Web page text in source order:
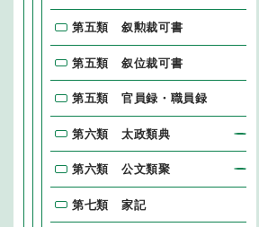
第五類 叙勲裁可書
第五類 叙位裁可書
第五類 官員録・職員録
第六類 太政類典
第六類 公文類聚
第七類 家記